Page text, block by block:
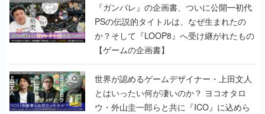
『ガンパレ』の企画書、ついに公開━初代
PSの伝説的タイトルは、なぜ生まれたの
か？そして『LOOP8』へ受け継がれたもの
【ゲームの企画書】
世界が認めるゲームデザイナー・上田文人
とはいったい何が凄いのか？ ヨコオタロ
ウ・外山圭一郎らと共に『ICO』に込めら